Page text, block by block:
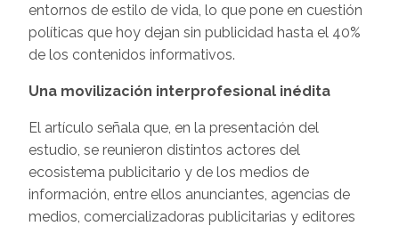
entornos de estilo de vida, lo que pone en cuestión
políticas que hoy dejan sin publicidad hasta el 40%
de los contenidos informativos.
Una movilización interprofesional inédita
El artículo señala que, en la presentación del
estudio, se reunieron distintos actores del
ecosistema publicitario y de los medios de
información, entre ellos anunciantes, agencias de
medios, comercializadoras publicitarias y editores